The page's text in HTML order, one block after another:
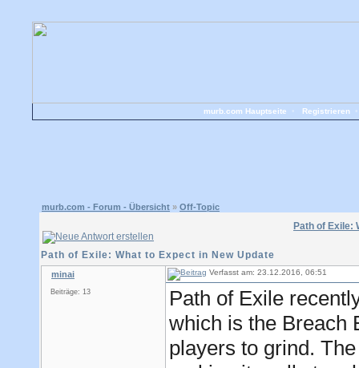
murb.com Hauptseite Registrieren
murb.com - Forum - Übersicht » Off-Topic
Path of Exile:
Path of Exile: What to Expect in New Update
minai
Beiträge: 13
Verfasst am: 23.12.2016, 06:51
Path of Exile
which is the Breach
players to grind.